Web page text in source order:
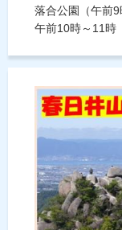
落合公園（午前
午前10時～11